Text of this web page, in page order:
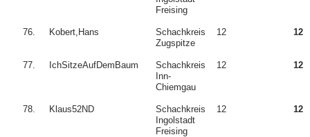
Freising
76. Kobert,Hans
Schachkreis
Zugspitze
12 12
77. IchSitzeAufDemBaum
Schachkreis
Inn-
Chiemgau
12 12
78. Klaus52ND
Schachkreis
Ingolstadt
Freising
12 12